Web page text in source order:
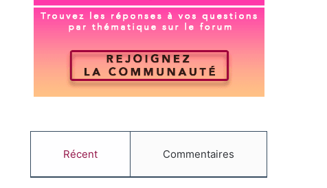
Récent Commentaires